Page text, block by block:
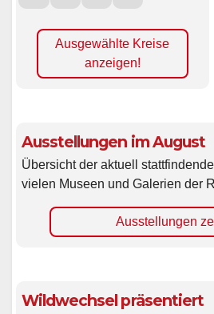
Ausgewählte Kreise
anzeigen!
Ausstellungen im August
Übersicht der aktuell
vielen Museen und Galerien der
Ausstellungen
Wildwechsel präsentiert